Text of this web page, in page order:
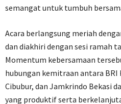
semangat untuk tumbuh
Acara berlangsung meriah
dan diakhiri dengan sesi ramah
Momentum kebersamaan
hubungan kemitraan antara BRI
Cibubur, dan Jamkrindo Bekasi
yang produktif serta